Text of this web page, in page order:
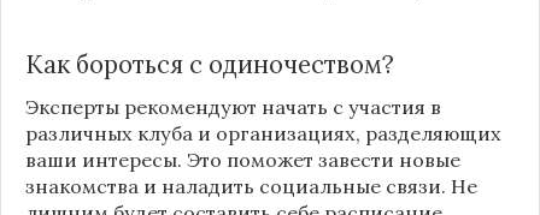
Как бороться с одиночеством?
Эксперты рекомендуют начать с участия в
различных клуба и организациях, разделяющих
ваши интересы. Это поможет завести новые
знакомства и наладить социальные связи. Не